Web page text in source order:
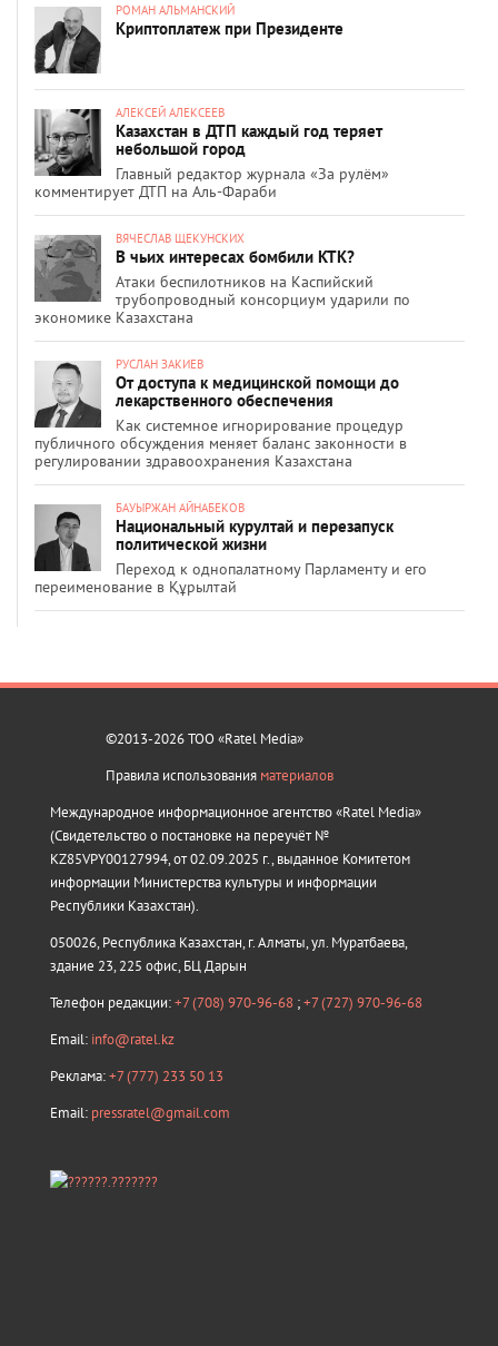
РОМАН АЛЬМАНСКИЙ
Криптоплатеж при Президенте
АЛЕКСЕЙ АЛЕКСЕЕВ
Казахстан в ДТП каждый год теряет
небольшой город
Главный редактор журнала «За рулём»
комментирует ДТП на Аль-Фараби
ВЯЧЕСЛАВ ЩЕКУНСКИХ
В чьих интересах бомбили КТК?
Атаки беспилотников на Каспийский
трубопроводный консорциум ударили по
экономике Казахстана
РУСЛАН ЗАКИЕВ
От доступа к медицинской помощи до
лекарственного обеспечения
Как системное игнорирование процедур
публичного обсуждения меняет баланс законности в
регулировании здравоохранения Казахстана
БАУЫРЖАН АЙНАБЕКОВ
Национальный курултай и перезапуск
политической жизни
Переход к однопалатному Парламенту и его
переименование в Құрылтай
©2013-2026 ТОО «Ratel Media»
Правила использования материалов
Международное информационное агентство «Ratel Media»
(Свидетельство о постановке на переучёт №
KZ85VPY00127994, от 02.09.2025 г., выданное Комитетом
информации Министерства культуры и информации
Республики Казахстан).
050026, Республика Казахстан, г. Алматы, ул. Муратбаева,
здание 23, 225 офис, БЦ Дарын
Телефон редакции:+7 (708) 970-96-68 ;+7 (727) 970-96-68
Email: info@ratel.kz
Реклама:+7 (777) 233 50 13
Email: pressratel@gmail.com